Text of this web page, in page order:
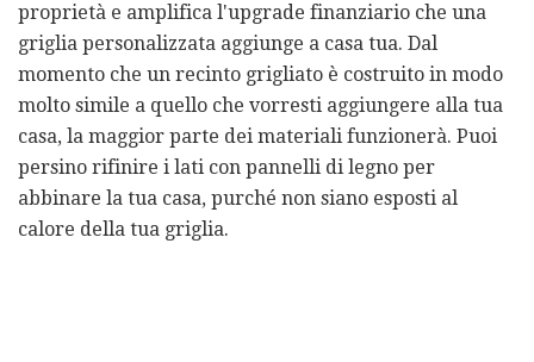
proprietà e amplifica l'upgrade finanziario che una
griglia personalizzata aggiunge a casa tua. Dal
momento che un recinto grigliato è costruito in modo
molto simile a quello che vorresti aggiungere alla tua
casa, la maggior parte dei materiali funzionerà. Puoi
persino rifinire i lati con pannelli di legno per
abbinare la tua casa, purché non siano esposti al
calore della tua griglia.